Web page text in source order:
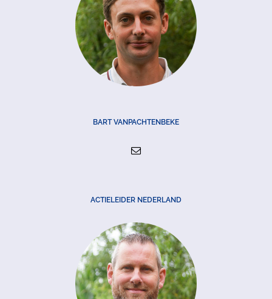
BART VANPACHTENBEKE
ACTIELEIDER NEDERLAND